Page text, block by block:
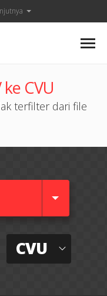
CVU
terfilter dari file
CVU